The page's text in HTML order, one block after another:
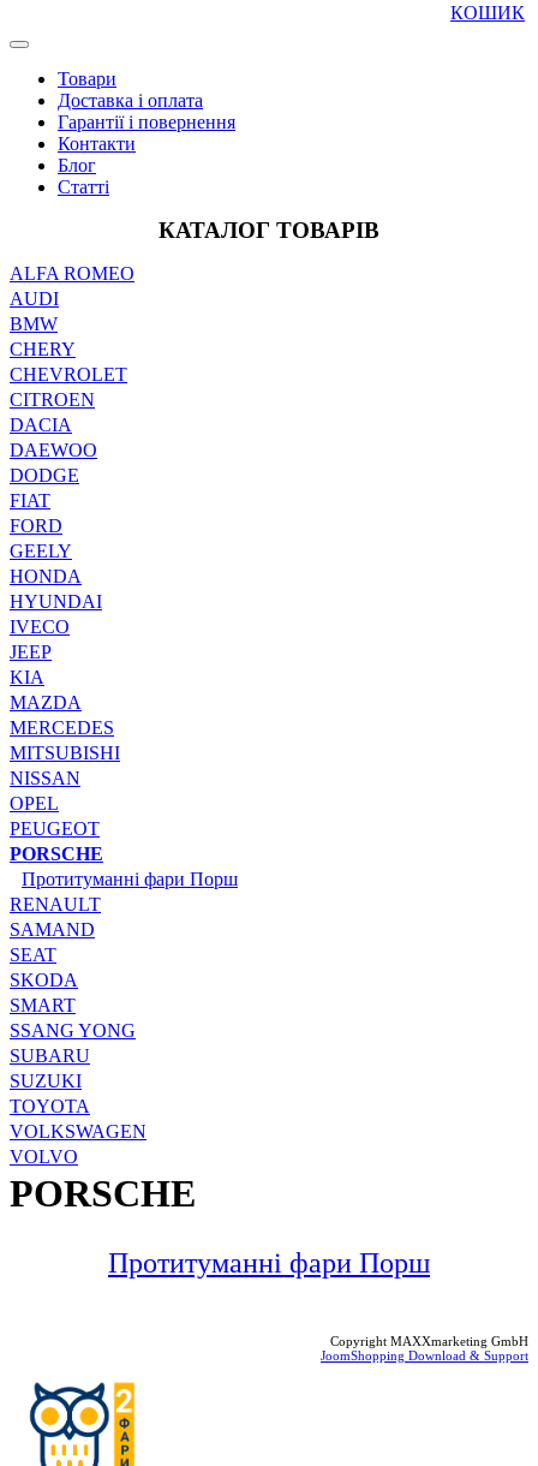
КОШИК
Товари
Доставка і оплата
Гарантії і повернення
Контакти
Блог
Статті
КАТАЛОГ ТОВАРІВ
ALFA ROMEO
AUDI
BMW
CHERY
CHEVROLET
CITROEN
DACIA
DAEWOO
DODGE
FIAT
FORD
GEELY
HONDA
HYUNDAI
IVECO
JEEP
KIA
MAZDA
MERCEDES
MITSUBISHI
NISSAN
OPEL
PEUGEOT
PORSCHE
Протитуманні фари Порш
RENAULT
SAMAND
SEAT
SKODA
SMART
SSANG YONG
SUBARU
SUZUKI
TOYOTA
VOLKSWAGEN
VOLVO
PORSCHE
Протитуманні фари Порш
Copyright MAXXmarketing GmbH
JoomShopping Download & Support